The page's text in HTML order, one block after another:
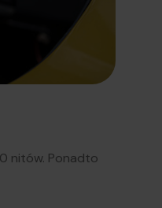
nitów. Ponadto